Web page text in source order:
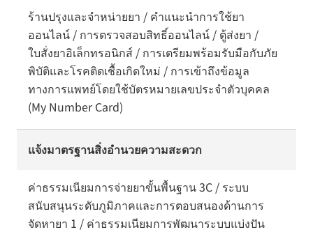
ร้านปรุงและจำหน่ายยา / คำแนะนำการใช้ยา
ออนไลน์ / การตรวจสอบสิทธิ์ออนไลน์ / ตู้ส่งยา /
ใบสั่งยาอิเล็กทรอนิกส์ / การเตรียมพร้อมรับมือกับภัย
พิบัติและโรคติดเชื้อเกิดใหม่ / การเข้าถึงข้อมูล
ทางการแพทย์โดยใช้บัตรหมายเลขประจำตัวบุคคล
(My Number Card)
แจ้งมาตรฐานสิ่งอำนวยความสะดวก
ค่าธรรมเนียมการจ่ายยาขั้นพื้นฐาน 3C / ระบบ
สนับสนุนระดับภูมิภาคและการตอบสนองด้านการ
จัดหายา 1 / ค่าธรรมเนียมการพัฒนาระบบแบ่งปัน